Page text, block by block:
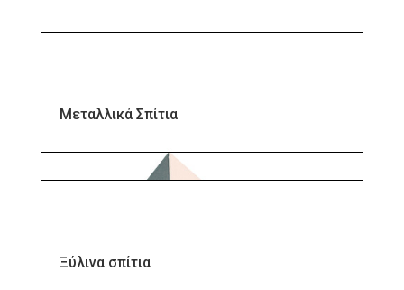
Μεταλλικά Σπίτια
Ξύλινα σπίτια